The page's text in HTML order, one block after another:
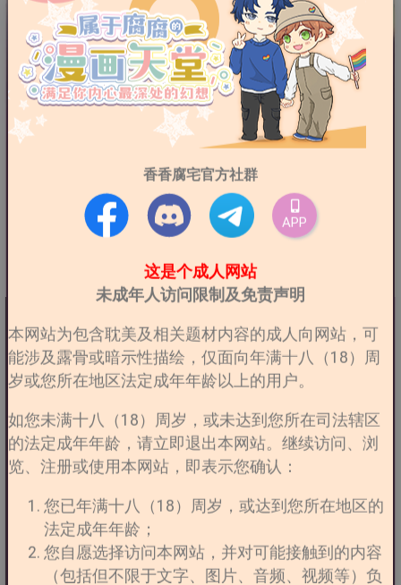
香香腐宅官方社群
APP
这是个成人网站
未成年人访问限制及免责声明
本网站为包含耽美及相关题材内容的成人向网站，可
能涉及露骨或暗示性描绘，仅面向年满十八（18）周
岁或您所在地区法定成年年龄以上的用户。
如您未满十八（18）周岁，或未达到您所在司法辖区
的法定成年年龄，请立即退出本网站。继续访问、浏
览、注册或使用本网站，即表示您确认：
您已年满十八（18）周岁，或达到您所在地区的
法定成年年龄；
您自愿选择访问本网站，并对可能接触到的内容
（包括但不限于文字、图片、音频、视频等）负